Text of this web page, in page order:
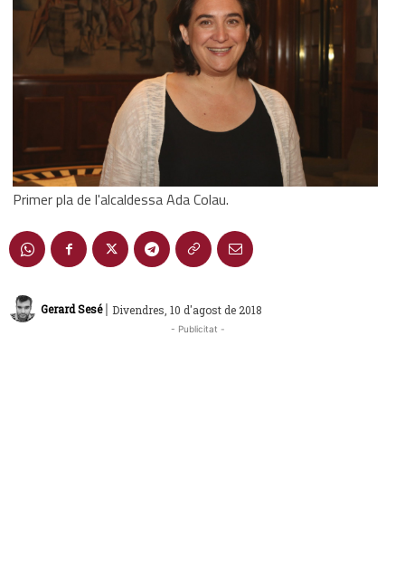
Primer pla de l'alcaldessa Ada Colau.
Gerard Sesé | Divendres, 10 d'agost de 2018
- Publicitat -